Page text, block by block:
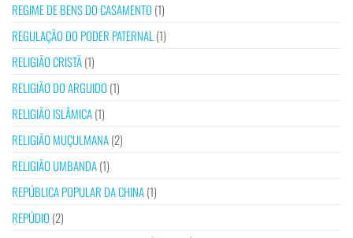
REGIME DE BENS DO CASAMENTO (1)
REGULAÇÃO DO PODER PATERNAL (1)
RELIGIÃO CRISTÃ(1)
RELIGIÃO DO ARGUIDO (1)
RELIGIÃO ISLÂMICA(1)
RELIGIÃO MUÇULMANA(2)
RELIGIÃO UMBANDA(1)
REPÚBLICA POPULAR DA CHINA(1)
REPÚDIO (2)